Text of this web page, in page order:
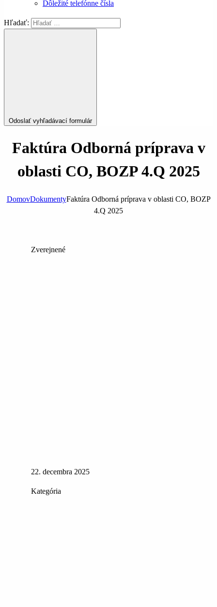
Dôležité telefónne čísla
Hľadať:
Odoslať vyhľadávací formulár
Faktúra Odborná príprava v
oblasti CO, BOZP 4.Q 2025
DomovDokumentyFaktúra Odborná príprava v oblasti CO, BOZP
4.Q 2025
Zverejnené
22. decembra 2025
Kategória